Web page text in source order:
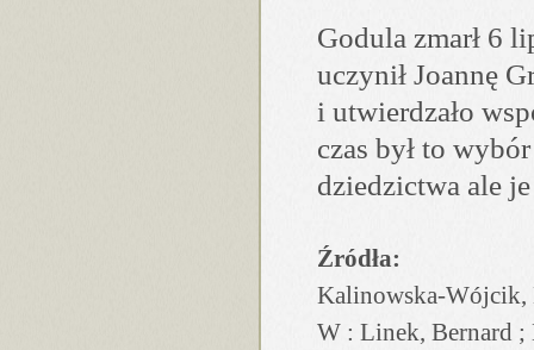
Godula zmarł 6
uczynił Joannę
i utwierdzało
czas był to
dziedzictwa ale
Źródła:
Kalinowska-Wójcik,
W : Linek, Bernard